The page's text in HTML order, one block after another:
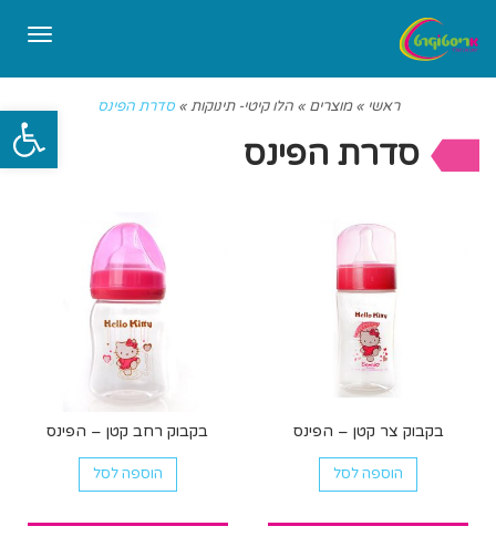
פתח
תפריט
ראשי » מוצרים » הלו קיטי- תינוקות » סדרת הפינס
סדרת הפינס
בקבוק צר קטן – הפינס
הוספה לסל
בקבוק רחב קטן – הפינס
הוספה לסל